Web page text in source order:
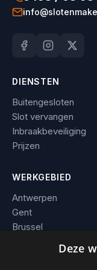
DIENSTEN
Buitengesloten
Slot vervangen
Inbraakbeveiliging
Prijzen
WERKGEBIED
Antwerpen
Gent
Brussel
Alle steden →
Deze